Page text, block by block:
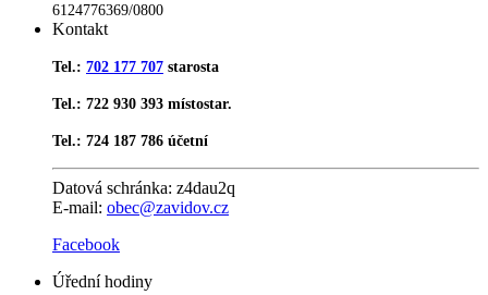
6124776369/0800
Kontakt
Tel.: 702 177 707 starosta
Tel.: 722 930 393 místostar.
Tel.: 724 187 786 účetní
Datová schránka: z4dau2q
E-mail: obec@zavidov.cz
Facebook
Úřední hodiny